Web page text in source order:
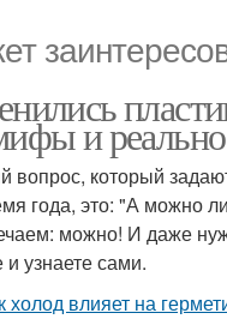
и
вопрос, который
года, это: "А можно
можно! И даже
узнаете сами.